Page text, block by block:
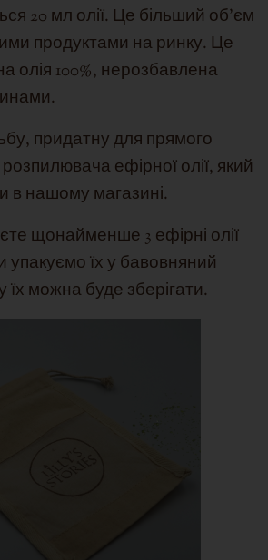
20 мл олії. Це більший об'єм
продуктами на ринку. Це
олія 100%, нерозбавлена
придатну для прямого
ефірної олії, який
в нашому магазині.
щонайменше 3 ефірні олії
упакуємо їх у бавовняний
їх можна буде зберігати.